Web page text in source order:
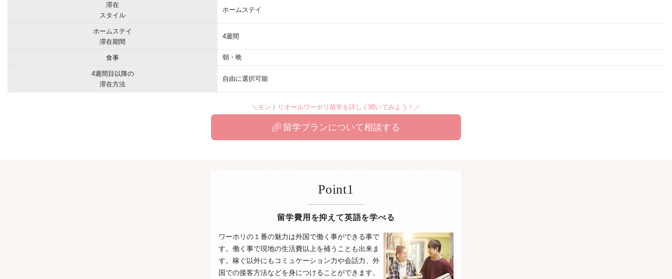
滞在
スタイル
ホームステイ
ホームステイ
滞在期間
4週間
食事 朝・晩
4週間目以降の
滞在方法
自由に選択可能
＼モントリオールワーホリ留学を詳しく聞いてみよう！／
留学プランについて相談する
Point1
留学費用を抑えて英語を学べる
ワーホリの１番の魅力は外国で働く事ができる事で
す。働く事で現地の生活費以上を補うことも出来ま
す。稼ぐ以外にもコミュケーション力や会話力、外
国での接客方法などを身につけることができます。